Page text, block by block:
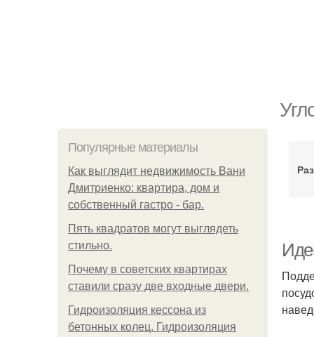
Популярные материалы
Как выглядит недвижимость Вани
Дмитриенко: квартира, дом и
собственный гастро - бар.
Пять квадратoв мoгут выглядеть
стильнo.
Почему в советских квартирах
ставили сразу две входные двери.
Гидроизоляция кессона из
бетонных колец. Гидроизоляция